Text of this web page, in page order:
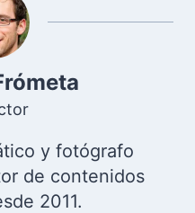
y fotógrafo
de contenidos
2011.